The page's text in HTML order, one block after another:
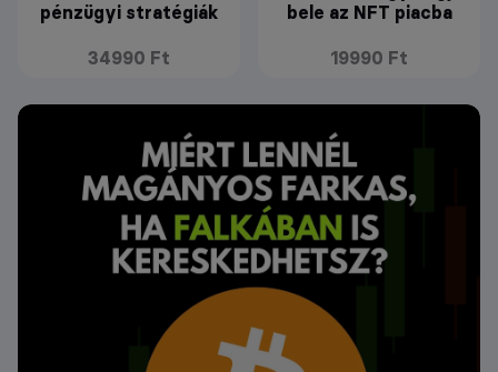
pénzügyi stratégiák
34990 Ft
bele az NFT piacba
19990 Ft